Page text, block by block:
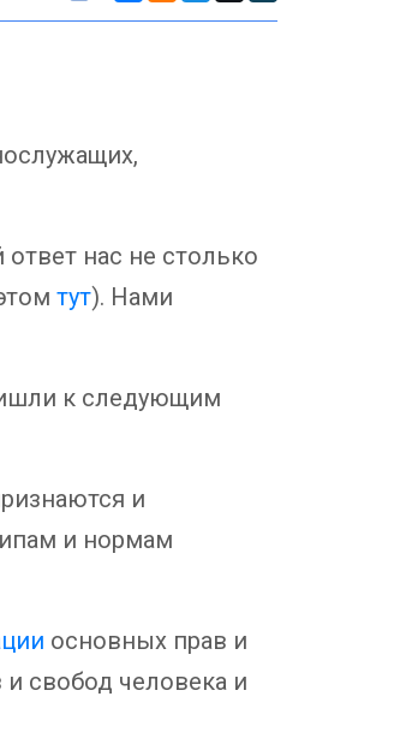
нас не столько
тут). Нами
к следующим
и
и нормам
основных прав и
свобод человека и